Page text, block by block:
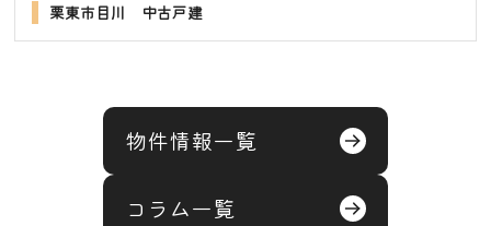
栗東市目川 中古戸建
物件情報一覧
コラム一覧